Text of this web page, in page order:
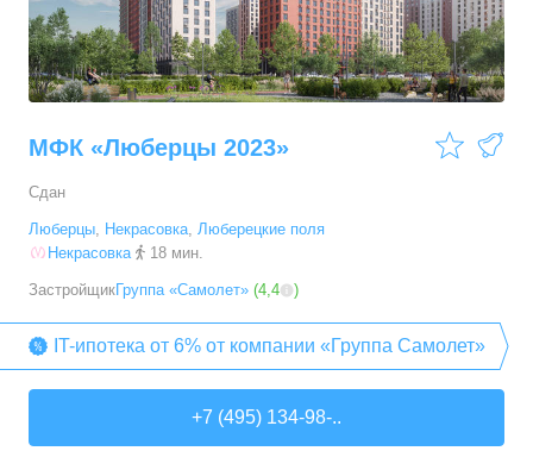
МФК «Люберцы 2023»
Сдан
Люберцы, Некрасовка, Люберецкие поля
Некрасовка
18 мин.
ЗастройщикГруппа «Самолет» (4,4 )
IT-ипотека от 6% от компании «Группа Самолет»
+7 (495) 134-98-..